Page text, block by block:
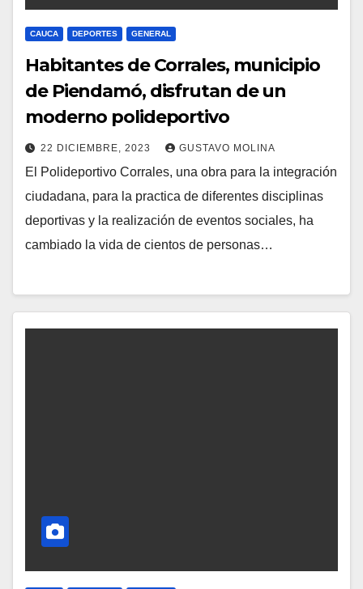
CAUCA DEPORTES GENERAL
Habitantes de Corrales, municipio
de Piendamó, disfrutan de un
moderno polideportivo
22 DICIEMBRE, 2023 GUSTAVO MOLINA
El Polideportivo Corrales, una obra para la integración
ciudadana, para la practica de diferentes disciplinas
deportivas y la realización de eventos sociales, ha
cambiado la vida de cientos de personas…